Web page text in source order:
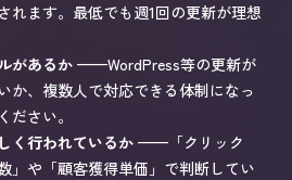
れます。最低でも週1回の更新が理想
があるか ——WordPress等の更新が
か、複数人で対応できる体制になっ
ださい。
く行われているか ——「クリック
」や「顧客獲得単価」で判断してい